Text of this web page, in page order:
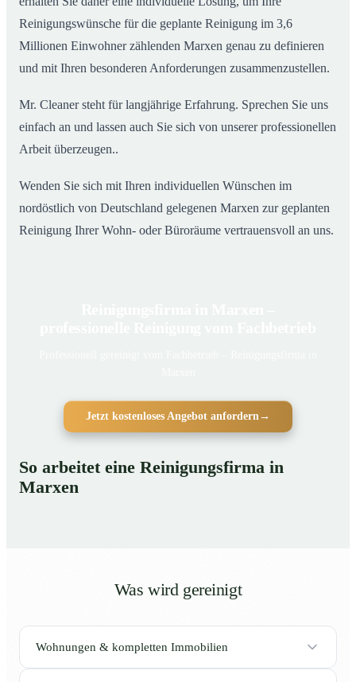
Reinigungswünsche für die geplante Reinigung im 3,6
Millionen Einwohner zählenden Marxen genau zu definieren
und mit Ihren besonderen Anforderungen zusammenzustellen.
Mr. Cleaner steht für langjährige Erfahrung. Sprechen Sie uns
einfach an und lassen auch Sie sich von unserer professionellen
Arbeit überzeugen..
Wenden Sie sich mit Ihren individuellen Wünschen im
nordöstlich von Deutschland gelegenen Marxen zur geplanten
Reinigung Ihrer Wohn- oder Büroräume vertrauensvoll an uns.
Jetzt kostenloses Angebot anfordern→
So arbeitet eine Reinigungsfirma in
Marxen
Was wird gereinigt
Wohnungen & kompletten Immobilien